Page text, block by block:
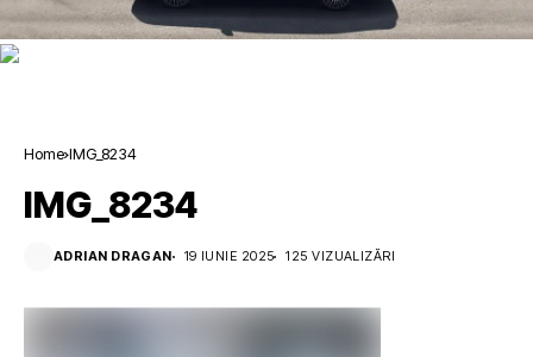
Home IMG_8234
IMG_8234
ADRIAN DRAGAN 19 IUNIE 2025 125 VIZUALIZĂRI